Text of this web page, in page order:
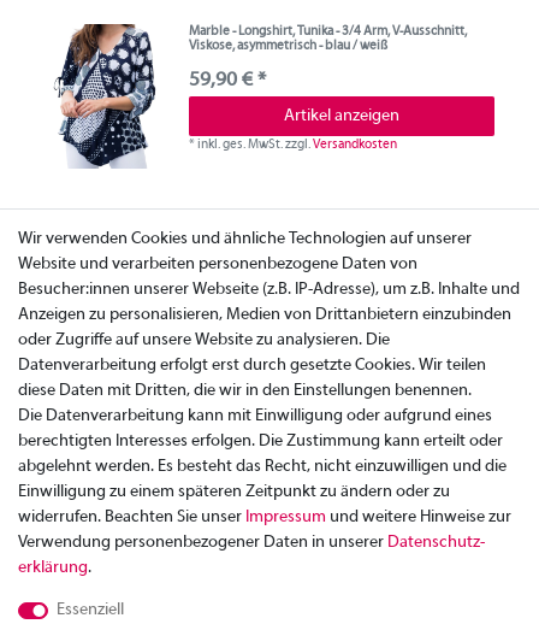
Marble - Longshirt, Tunika - 3/4 Arm, V-Ausschnitt,
Viskose, asymmetrisch - blau / weiß
59,90 € *
Artikel anzeigen
*inkl. ges. MwSt.zzgl.Versandkosten
Zahlung
Rücksendung
Wir verwenden Cookies und ähnliche Technologien auf unserer
Website und verarbeiten personenbezogene Daten von
Besucher:innen unserer Webseite (z.B. IP-Adresse), um z.B. Inhalte und
Anzeigen zu personalisieren, Medien von Drittanbietern einzubinden
oder Zugriffe auf unsere Website zu analysieren. Die
Datenverarbeitung erfolgt erst durch gesetzte Cookies. Wir teilen
diese Daten mit Dritten, die wir in den Einstellungen benennen.
Die Datenverarbeitung kann mit Einwilligung oder aufgrund eines
berechtigten Interesses erfolgen. Die Zustimmung kann erteilt oder
abgelehnt werden. Es besteht das Recht, nicht einzuwilligen und die
Einwilligung zu einem späteren Zeitpunkt zu ändern oder zu
widerrufen. Beachten Sie unser Impressum und weitere Hinweise zur
Verwendung personenbezogener Daten in unserer Daten­schutz­
erklärung.
Essenziell